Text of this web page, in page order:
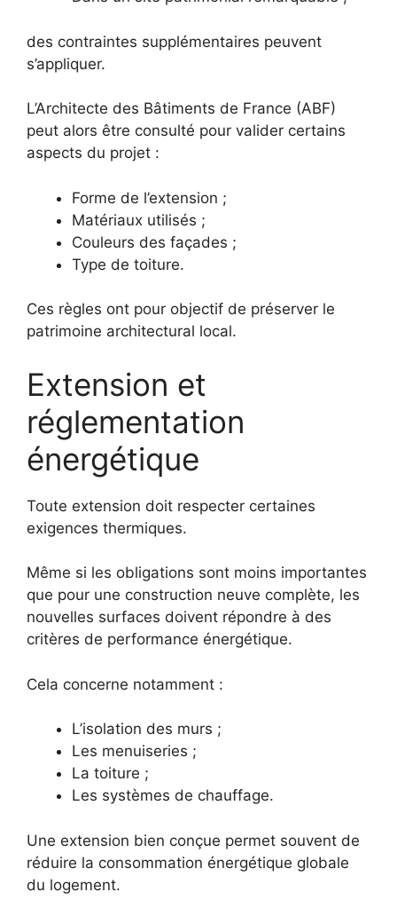
des contraintes supplémentaires peuvent
s’appliquer.
L’Architecte des Bâtiments de France (ABF)
peut alors être consulté pour valider certains
aspects du projet :
Forme de l’extension ;
Matériaux utilisés ;
Couleurs des façades ;
Type de toiture.
Ces règles ont pour objectif de préserver le
patrimoine architectural local.
Extension et
réglementation
énergétique
Toute extension doit respecter certaines
exigences thermiques.
Même si les obligations sont moins importantes
que pour une construction neuve complète, les
nouvelles surfaces doivent répondre à des
critères de performance énergétique.
Cela concerne notamment :
L’isolation des murs ;
Les menuiseries ;
La toiture ;
Les systèmes de chauffage.
Une extension bien conçue permet souvent de
réduire la consommation énergétique globale
du logement.